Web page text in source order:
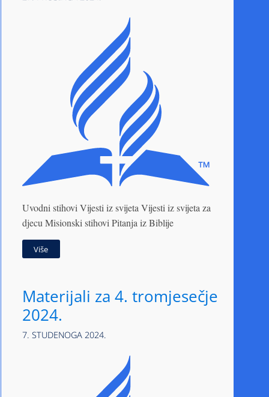
Uvodni stihovi Vijesti iz svijeta Vijesti iz svijeta za
djecu Misionski stihovi Pitanja iz Biblije
Više
Materijali za 4. tromjesečje
2024.
7. STUDENOGA 2024.